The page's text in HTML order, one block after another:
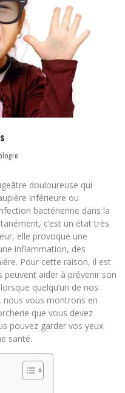
douloureuse qui
inférieure ou
bactérienne dans la
c’est un état très
elle provoque une
inflammation, des
Pour cette raison, il est
aider à prévenir son
quelqu’un de nos
nous vous montrons en
que vous devez
pouvez garder vos yeux
santé.